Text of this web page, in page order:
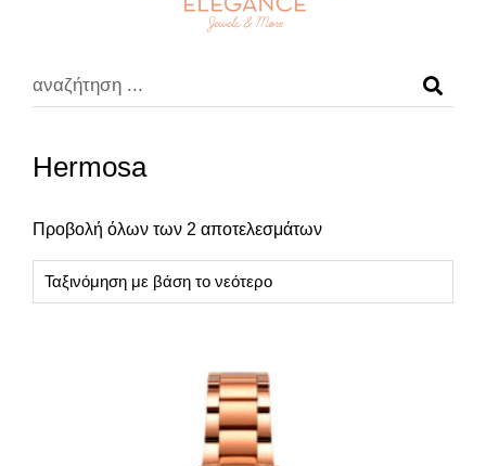
Hermosa
Προβολή όλων των 2 αποτελεσμάτων